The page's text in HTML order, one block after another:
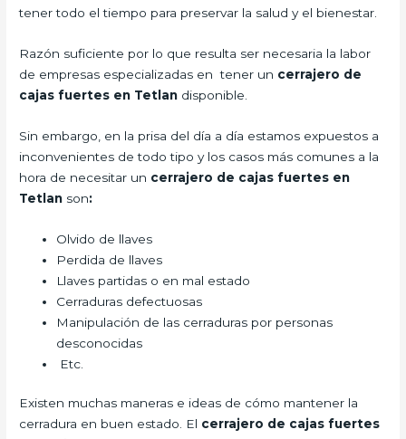
tener todo el tiempo para preservar la salud y el bienestar.
Razón suficiente por lo que resulta ser necesaria la labor
de empresas especializadas en tener un cerrajero de
cajas fuertes en Tetlan disponible.
Sin embargo, en la prisa del día a día estamos expuestos a
inconvenientes de todo tipo y los casos más comunes a la
hora de necesitar un cerrajero de cajas fuertes en
Tetlan son:
Olvido de llaves
Perdida de llaves
Llaves partidas o en mal estado
Cerraduras defectuosas
Manipulación de las cerraduras por personas
desconocidas
Etc.
Existen muchas maneras e ideas de cómo mantener la
cerradura en buen estado. El cerrajero de cajas fuertes